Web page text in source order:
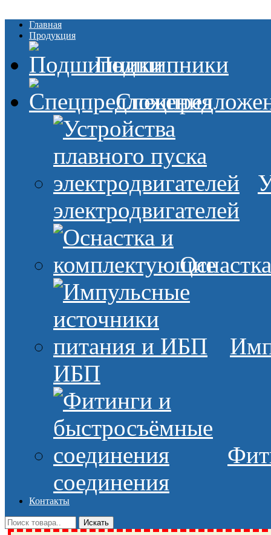
Главная
Продукция
Подшипники
электродвигателей
ИБП
соединения
Контакты